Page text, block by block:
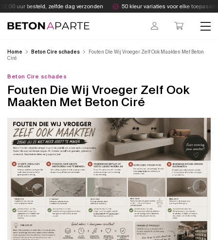
Skip
to
content
uur besteld, zelfde dag verzonden 50 kleur variaties voor elke toepassing
Beton Aparte
Home Beton Cire schades
Fouten Die Wij Vroeger Zelf Ook Maakten Met Beton
Ciré
Beton Cire schades
Fouten Die Wij Vroeger Zelf Ook
Maakten Met Beton Ciré